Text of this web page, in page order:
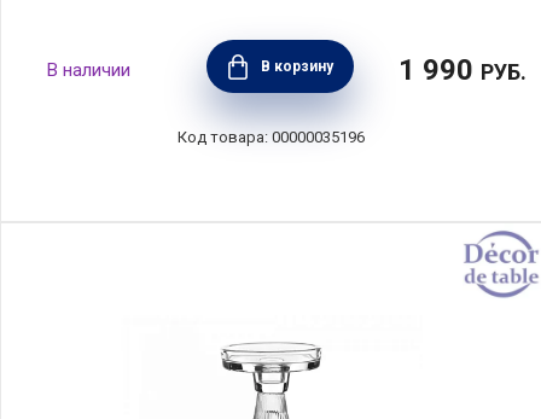
В корзину 1 990 РУБ.
00000035196